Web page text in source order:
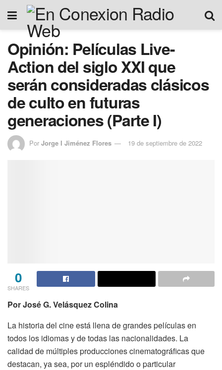
Opinión: Películas Live-
Action del siglo XXI que
serán consideradas clásicos
de culto en futuras
generaciones (Parte I)
Por Jorge I Jiménez Flores 19 de septiembre de 2022
0
SHARES
Por José G. Velásquez Colina
La historia del cineestá llena de grandes películas en
todos los idiomas yde todas las nacionalidades. La
calidad de múltiples produccionescinematográficasque
destacan, ya sea, por un espléndido o particular